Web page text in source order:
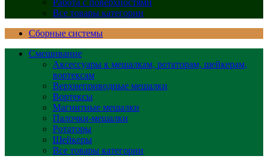
Работа с поверхностями
Все товары категории
Сборные системы
Смешивание
Аксессуары к мешалкам, ротаторам, шейкерам,
вортексам
Верхнеприводные мешалки
Вортексы
Магнитные мешалки
Палочки-мешалки
Ротаторы
Шейкеры
Все товары категории